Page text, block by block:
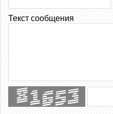
Текст сообщения